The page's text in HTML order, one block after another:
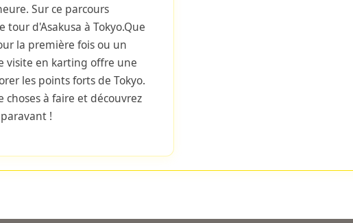
Sur ce parcours
tour d'Asakusa à Tokyo.Que
la première fois ou un
visite en karting offre une
les points forts de Tokyo.
choses à faire et découvrez
!